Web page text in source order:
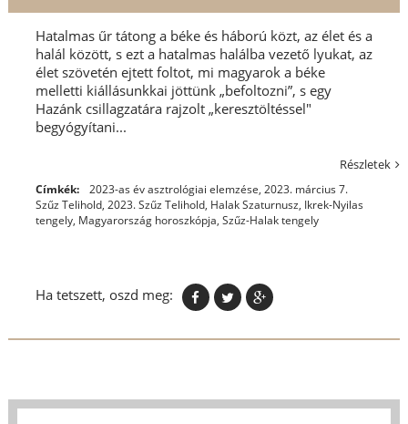
Hatalmas űr tátong a béke és háború közt, az élet és a
halál között, s ezt a hatalmas halálba vezető lyukat, az
élet szövetén ejtett foltot, mi magyarok a béke
melletti kiállásunkkai jöttünk „befoltozni”, s egy
Hazánk csillagzatára rajzolt „keresztöltéssel"
begyógyítani...
Részletek
Címkék: 2023-as év asztrológiai elemzése, 2023. március 7.
Szűz Telihold, 2023. Szűz Telihold, Halak Szaturnusz, Ikrek-Nyilas
tengely, Magyarország horoszkópja, Szűz-Halak tengely
Ha tetszett, oszd meg: